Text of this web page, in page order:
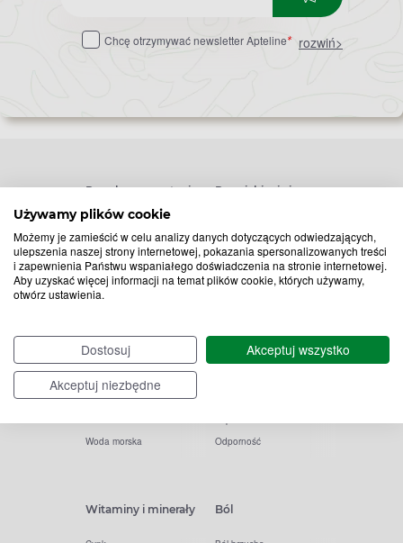
Używamy plików cookie
Możemy je zamieścić w celu analizy danych dotyczących odwiedzających,
ulepszenia naszej strony internetowej, pokazania spersonalizowanych treści
i zapewnienia Państwu wspaniałego doświadczenia na stronie internetowej.
Aby uzyskać więcej informacji na temat plików cookie, których używamy,
otwórz ustawienia.
Dostosuj
Akceptuj wszystko
Akceptuj niezbędne
do
Chcę otrzymywać newsletter Apteline* rozwiń>
Popularne zapytania
Witamina C
Krople do oczu
Tran
Ibuprofen
Melatonina
Kolagen
Woda morska
Przeziębienie i grypa
Krople do nosa
Inhalacje
Olejki eteryczne
Gorączka
Odporność
Witaminy i minerały Ból